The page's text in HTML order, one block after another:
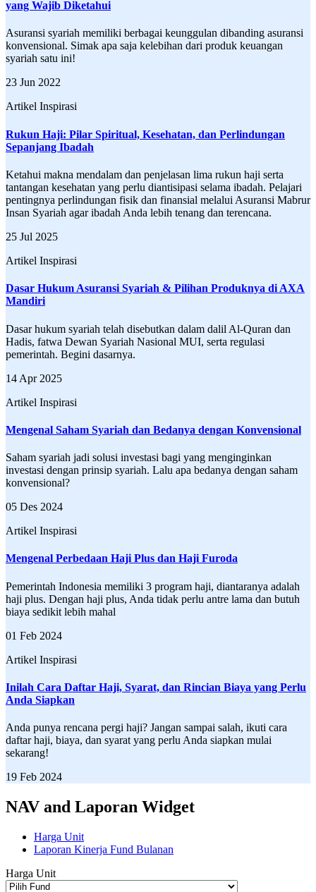
yang Wajib Diketahui
Asuransi syariah memiliki berbagai keunggulan dibanding asuransi
konvensional. Simak apa saja kelebihan dari produk keuangan
syariah satu ini!
23 Jun 2022
Artikel Inspirasi
Rukun Haji: Pilar Spiritual, Kesehatan, dan Perlindungan
Sepanjang Ibadah
Ketahui makna mendalam dan penjelasan lima rukun haji serta
tantangan kesehatan yang perlu diantisipasi selama ibadah. Pelajari
pentingnya perlindungan fisik dan finansial melalui Asuransi Mabrur
Insan Syariah agar ibadah Anda lebih tenang dan terencana.
25 Jul 2025
Artikel Inspirasi
Dasar Hukum Asuransi Syariah & Pilihan Produknya di AXA
Mandiri
Dasar hukum syariah telah disebutkan dalam dalil Al-Quran dan
Hadis, fatwa Dewan Syariah Nasional MUI, serta regulasi
pemerintah. Begini dasarnya.
14 Apr 2025
Artikel Inspirasi
Mengenal Saham Syariah dan Bedanya dengan Konvensional
Saham syariah jadi solusi investasi bagi yang menginginkan
investasi dengan prinsip syariah. Lalu apa bedanya dengan saham
konvensional?
05 Des 2024
Artikel Inspirasi
Mengenal Perbedaan Haji Plus dan Haji Furoda
Pemerintah Indonesia memiliki 3 program haji, diantaranya adalah
haji plus. Dengan haji plus, Anda tidak perlu antre lama dan butuh
biaya sedikit lebih mahal
01 Feb 2024
Artikel Inspirasi
Inilah Cara Daftar Haji, Syarat, dan Rincian Biaya yang Perlu
Anda Siapkan
Anda punya rencana pergi haji? Jangan sampai salah, ikuti cara
daftar haji, biaya, dan syarat yang perlu Anda siapkan mulai
sekarang!
19 Feb 2024
NAV and Laporan Widget
Harga Unit
Laporan Kinerja Fund Bulanan
Harga Unit